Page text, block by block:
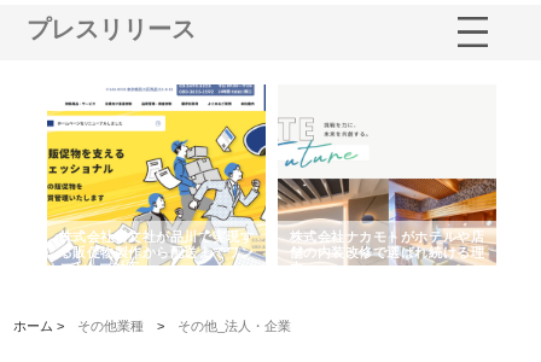
プレスリリース
株式会社耕文社が品川で実現す
る販促物製作から配送までワン
ストップ対応
株式会社ナカモトがホテルや店
舗の内装改修で選ばれ続ける理
由
ホーム > その他業種 > その他_法人・企業